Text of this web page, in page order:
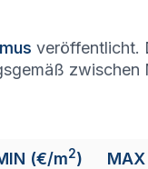
veröffentlicht.
zwischen
(€/m2)